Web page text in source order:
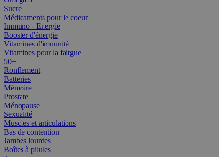
Sucre
Médicaments pour le coeur
Immuno - Energie
Booster d'énergie
Vitamines d'imuunité
Vitamines pour la faitgue
50+
Ronflement
Batteries
Mémoire
Prostate
Ménopause
Sexualité
Muscles et articulations
Bas de contention
Jambes lourdes
Boîtes à pilules